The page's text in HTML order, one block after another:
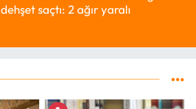
dehşet saçtı: 2 ağır yaralı